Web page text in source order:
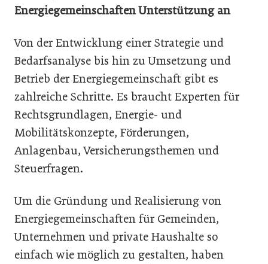
Energiegemeinschaften Unterstützung an
Von der Entwicklung einer Strategie und
Bedarfsanalyse bis hin zu Umsetzung und
Betrieb der Energiegemeinschaft gibt es
zahlreiche Schritte. Es braucht Experten für
Rechtsgrundlagen, Energie- und
Mobilitätskonzepte, Förderungen,
Anlagenbau, Versicherungsthemen und
Steuerfragen.
Um die Gründung und Realisierung von
Energiegemeinschaften für Gemeinden,
Unternehmen und private Haushalte so
einfach wie möglich zu gestalten, haben